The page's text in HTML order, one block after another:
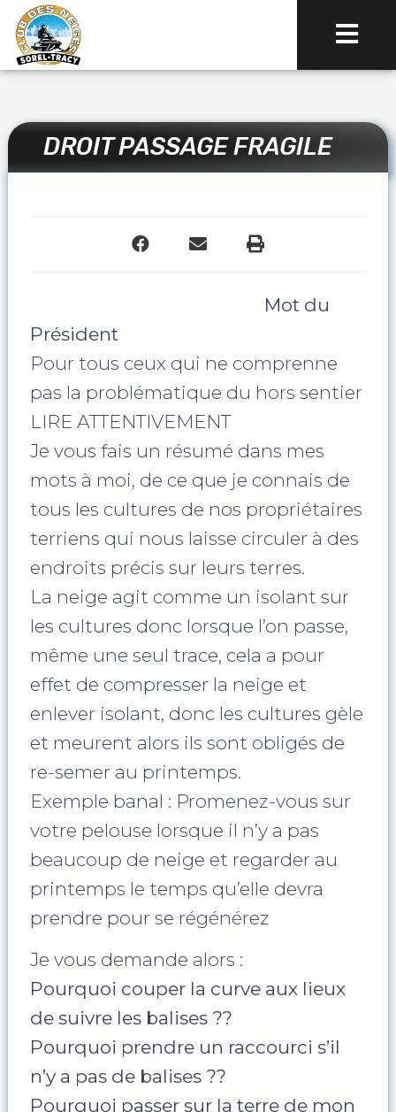
DROIT PASSAGE FRAGILE
Mot du
Président
Pour tous ceux qui ne comprenne
pas la problématique du hors sentier
LIRE ATTENTIVEMENT
Je vous fais un résumé dans mes
mots à moi, de ce que je connais de
tous les cultures de nos propriétaires
terriens qui nous laisse circuler à des
endroits précis sur leurs terres.
La neige agit comme un isolant sur
les cultures donc lorsque l’on passe,
même une seul trace, cela a pour
effet de compresser la neige et
enlever isolant, donc les cultures gèle
et meurent alors ils sont obligés de
re-semer au printemps.
Exemple banal : Promenez-vous sur
votre pelouse lorsque il n’y a pas
beaucoup de neige et regarder au
printemps le temps qu’elle devra
prendre pour se régénérez
Je vous demande alors :
Pourquoi couper la curve aux lieux
de suivre les balises ??
Pourquoi prendre un raccourci s’il
n’y a pas de balises ??
Pourquoi passer sur la terre de mon